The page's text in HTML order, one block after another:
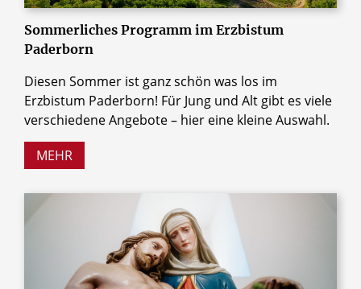
Sommerliches Programm im Erzbistum
Paderborn
Diesen Sommer ist ganz schön was los im
Erzbistum Paderborn! Für Jung und Alt gibt es viele
verschiedene Angebote – hier eine kleine Auswahl.
MEHR